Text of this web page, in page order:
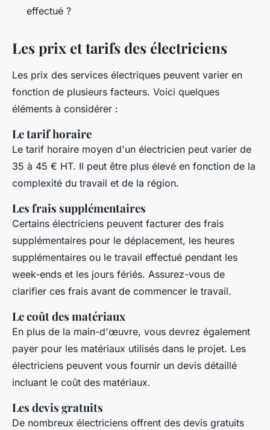
effectué ?
Les prix et tarifs des électriciens
Les prix des services électriques peuvent varier en
fonction de plusieurs facteurs. Voici quelques
éléments à considérer :
Le tarif horaire
Le tarif horaire moyen d'un électricien peut varier de
35 à 45 € HT. Il peut être plus élevé en fonction de la
complexité du travail et de la région.
Les frais supplémentaires
Certains électriciens peuvent facturer des frais
supplémentaires pour le déplacement, les heures
supplémentaires ou le travail effectué pendant les
week-ends et les jours fériés. Assurez-vous de
clarifier ces frais avant de commencer le travail.
Le coût des matériaux
En plus de la main-d'œuvre, vous devrez également
payer pour les matériaux utilisés dans le projet. Les
électriciens peuvent vous fournir un devis détaillé
incluant le coût des matériaux.
Les devis gratuits
De nombreux électriciens offrent des devis gratuits